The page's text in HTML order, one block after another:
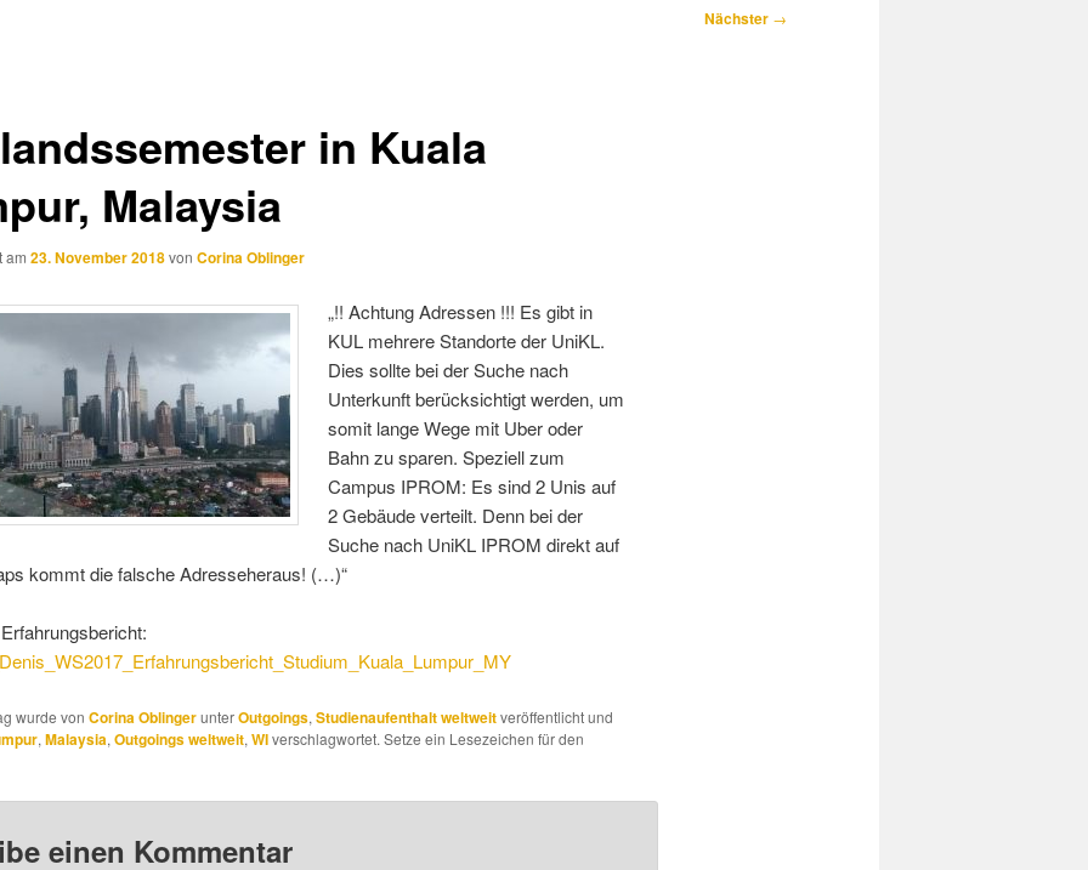
Nächster →
in Kuala
Malaysia
am 23. November 2018von Corina Oblinger
„!! Achtung Adressen !!! Es gibt in
KUL mehrere Standorte der UniKL.
Dies sollte bei der Suche nach
Unterkunft berücksichtigt werden, um
somit lange Wege mit Uber oder
Bahn zu sparen. Speziell zum
Campus IPROM: Es sind 2 Unis auf
2 Gebäude verteilt. Denn bei der
Suche nach UniKL IPROM direkt auf
kommt die falsche Adresseheraus! (…)“
wurde von Corina OblingerunterOutgoings, Studienaufenthalt weltweitveröffentlicht und
, Malaysia, Outgoings weltweit, WIverschlagwortet. Setze ein Lesezeichen für den
einen Kommentar